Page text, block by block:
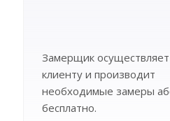
Замерщик
клиенту и производит
необходимые замеры
бесплатно.